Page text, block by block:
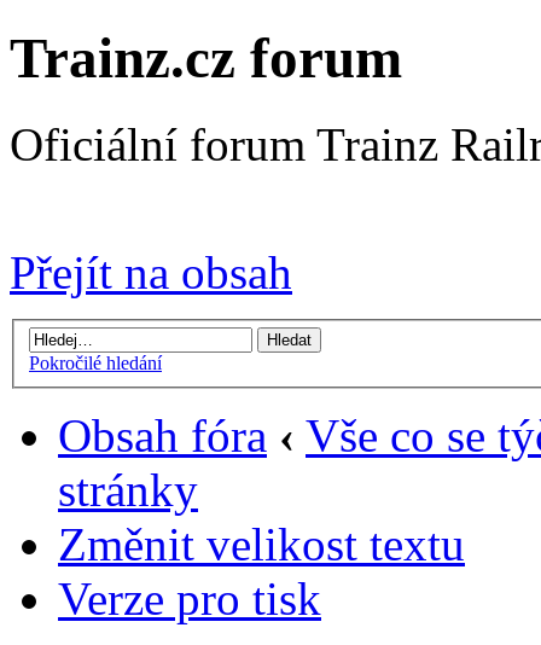
Trainz.cz forum
Oficiální forum Trainz
Přejít na obsah
Pokročilé hledání
Obsah fóra ‹ Vše co se
stránky
Změnit velikost textu
Verze pro tisk